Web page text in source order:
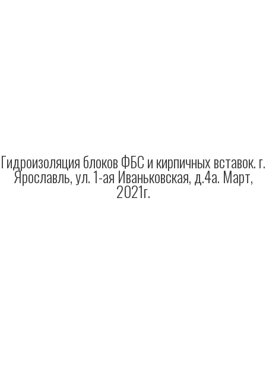
Гидроизоляция блоков ФБС и кирпичных вставок. г.
Ярославль, ул. 1-ая Иваньковская, д.4а. Март,
2021г.